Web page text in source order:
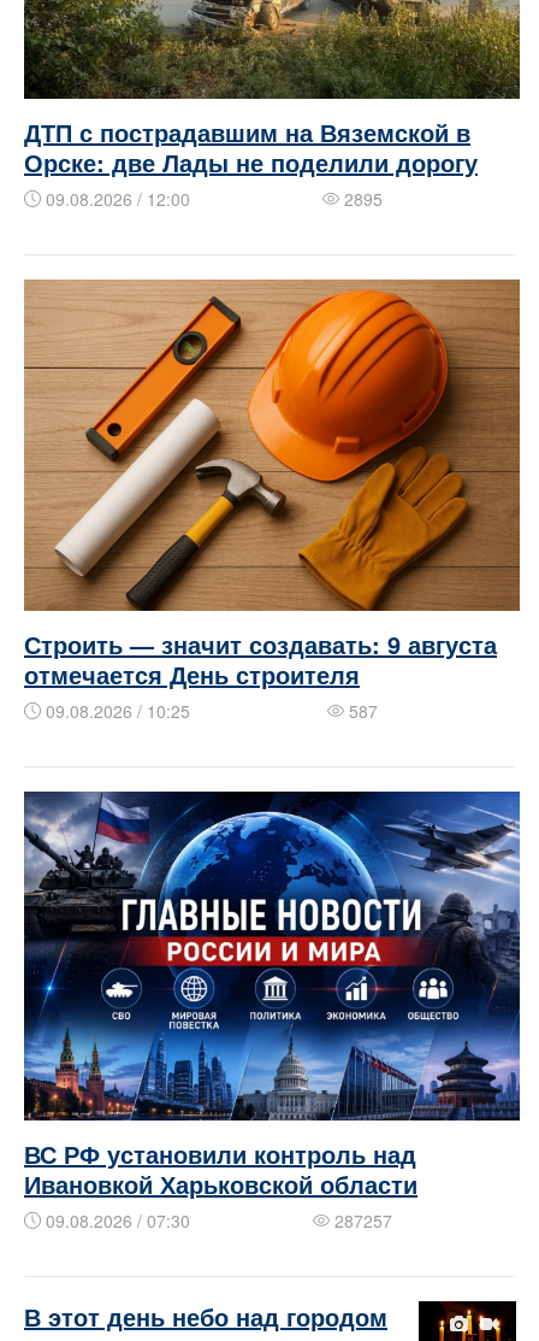
ДТП с пострадавшим на Вяземской в
Орске: две Лады не поделили дорогу
09.08.2026 / 12:00 2895
Строить — значит создавать: 9 августа
отмечается День строителя
09.08.2026 / 10:25 587
ВС РФ установили контроль над
Ивановкой Харьковской области
09.08.2026 / 07:30 287257
В этот день небо над городом